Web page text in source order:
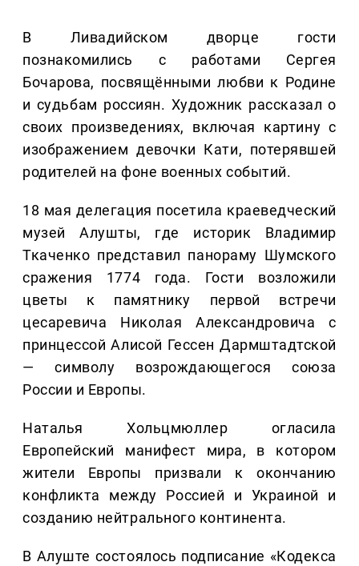
В Ливадийском дворце гости
познакомились с работами Сергея
Бочарова, посвящёнными любви к Родине
и судьбам россиян. Художник рассказал о
своих произведениях, включая картину с
изображением девочки Кати, потерявшей
родителей на фоне военных событий.
18 мая делегация посетила краеведческий
музей Алушты, где историк Владимир
Ткаченко представил панораму Шумского
сражения 1774 года. Гости возложили
цветы к памятнику первой встречи
цесаревича Николая Александровича с
принцессой Алисой Гессен Дармштадтской
— символу возрождающегося союза
России и Европы.
Наталья Хольцмюллер огласила
Европейский манифест мира, в котором
жители Европы призвали к окончанию
конфликта между Россией и Украиной и
созданию нейтрального континента.
В Алуште состоялось подписание «Кодекса